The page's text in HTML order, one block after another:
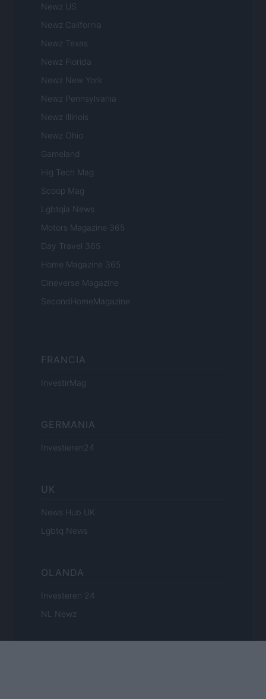
Newz US
Newz California
Newz Texas
Newz Florida
Newz New York
Newz Pennsylvania
Newz Illinois
Newz Ohio
Gameland
Hig Tech Mag
Scoop Mag
Lgbtqia News
Motors Magazine 365
Day Travel 365
Home Magazine 365
Cineverse Magazine
SecondHomeMagazine
FRANCIA
InvestirMag
GERMANIA
Investieren24
UK
News Hub UK
Lgbtq News
OLANDA
Investeren 24
NL Newz